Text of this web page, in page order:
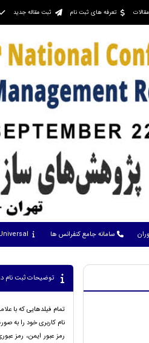
تعرفه های ثبت نام ثبت مقاله جدید
سامانه جامع کنفرانس ها
توضیحات ثبت نام
تمام فیلدهایی که با
نام کاربری خود را به
رمز عبور ایمن، رمز